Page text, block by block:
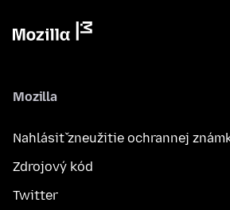
Mozilla
Nahlásiť zneužitie ochrannej
Zdrojový kód
Twitter